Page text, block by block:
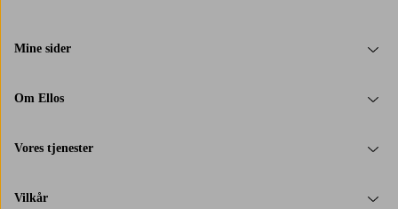
Mine sider
Om Ellos
Vores tjenester
Vilkår